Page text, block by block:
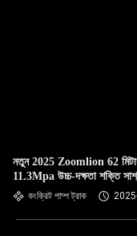
নতুন 2025 Zoomlion 62
11.3Mpa উচ্চ-দক্ষতা শক্তি
কংক্রিট পাম্প ট্রাক